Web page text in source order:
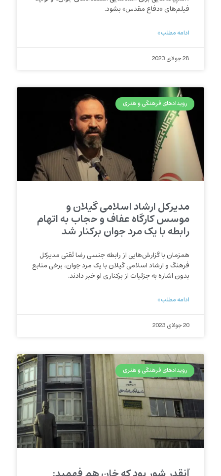
فیلم‌های «دفاع مقدس» بشود.
ادامه مطلب »
28 جولای 2023
رویدادهای فرهنگی و هنری
مدیرکل ارشاد اسلامی گیلان و
موسس کارگاه عفاف و حجاب به اتهام
رابطه با یک مرد جوان برکنار شد
همزمان با گزارش‌هایی از رابطه جنسی رضا ثقتی مدیرکل
فرهنگ و ارشاد اسلامی گیلان با یک مرد جوان، برخی منابع
بدون اشاره به جزئیات از برکناری او خبر دادند.
ادامه مطلب »
20 جولای 2023
رویدادهای فرهنگی و هنری